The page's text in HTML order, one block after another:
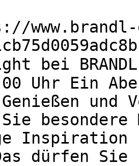
bei
Uhr Ein
und
besondere
dürfen